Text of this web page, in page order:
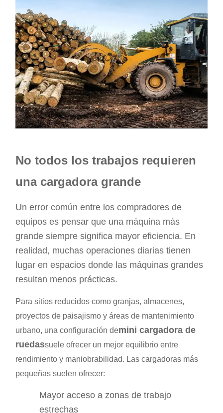
No todos los trabajos requieren
una cargadora grande
Un error común entre los compradores de
equipos es pensar que una máquina más
grande siempre significa mayor eficiencia. En
realidad, muchas operaciones diarias tienen
lugar en espacios donde las máquinas grandes
resultan menos prácticas.
Para sitios reducidos como granjas, almacenes,
proyectos de paisajismo y áreas de mantenimiento
urbano, una configuración demini cargadora de
ruedassuele ofrecer un mejor equilibrio entre
rendimiento y maniobrabilidad. Las cargadoras más
pequeñas suelen ofrecer:
Mayor acceso a zonas de trabajo
estrechas